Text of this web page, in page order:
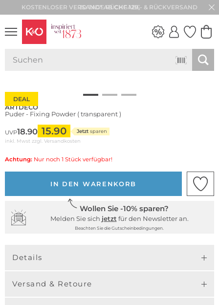
30 TAGE RÜCKGABE
DEAL
Wasserfest
ARTDECO
Puder - Fixing Powder ( transparent )
UVP18.90 15.90 Jetzt sparen
inkl. Mwst zzgl. Versandkosten
Achtung: Nur noch 1 Stück verfügbar!
IN DEN WARENKORB
Wollen Sie -10% sparen?
Melden Sie sich jetzt für den Newsletter an.
Beachten Sie die Gutscheinbedingungen.
Details
Versand & Retoure